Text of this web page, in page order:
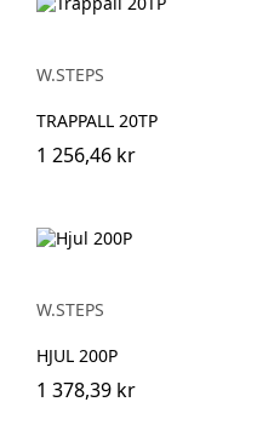
W.STEPS
TRAPPALL 20TP
1 256,46 kr
W.STEPS
HJUL 200P
1 378,39 kr